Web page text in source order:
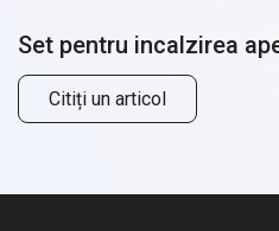
unui boiler cu încălzire
nu consumă inutil energie
Set pentru incalzirea
Citiți un articol